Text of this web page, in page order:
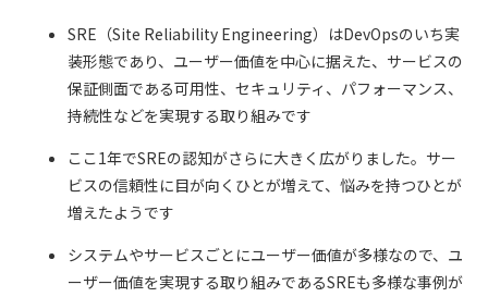
SRE（Site Reliability Engineering）はDevOpsのいち実
装形態であり、ユーザー価値を中心に据えた、サービスの
保証側面である可用性、セキュリティ、パフォーマンス、
持続性などを実現する取り組みです
ここ1年でSREの認知がさらに大きく広がりました。サー
ビスの信頼性に目が向くひとが増えて、悩みを持つひとが
増えたようです
システムやサービスごとにユーザー価値が多様なので、ユ
ーザー価値を実現する取り組みであるSREも多様な事例が